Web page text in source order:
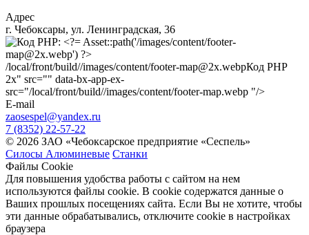
Адрес
г. Чебоксары, ул. Ленинградская, 36
/local/front/build//images/content/footer-map@2x.webpКод PHP
2x" src="" data-bx-app-ex-
src="/local/front/build//images/content/footer-map.webp "/>
E-mail
zaosespel@yandex.ru
7 (8352) 22-57-22
© 2026 ЗАО «Чебоксарское предприятие «Сеспель»
Силосы Алюминевые Станки
Файлы Cookie
Для повышения удобства работы с сайтом на нем
используются файлы cookie. В cookie содержатся данные о
Ваших прошлых посещениях сайта. Если Вы не хотите, чтобы
эти данные обрабатывались, отключите cookie в настройках
браузера